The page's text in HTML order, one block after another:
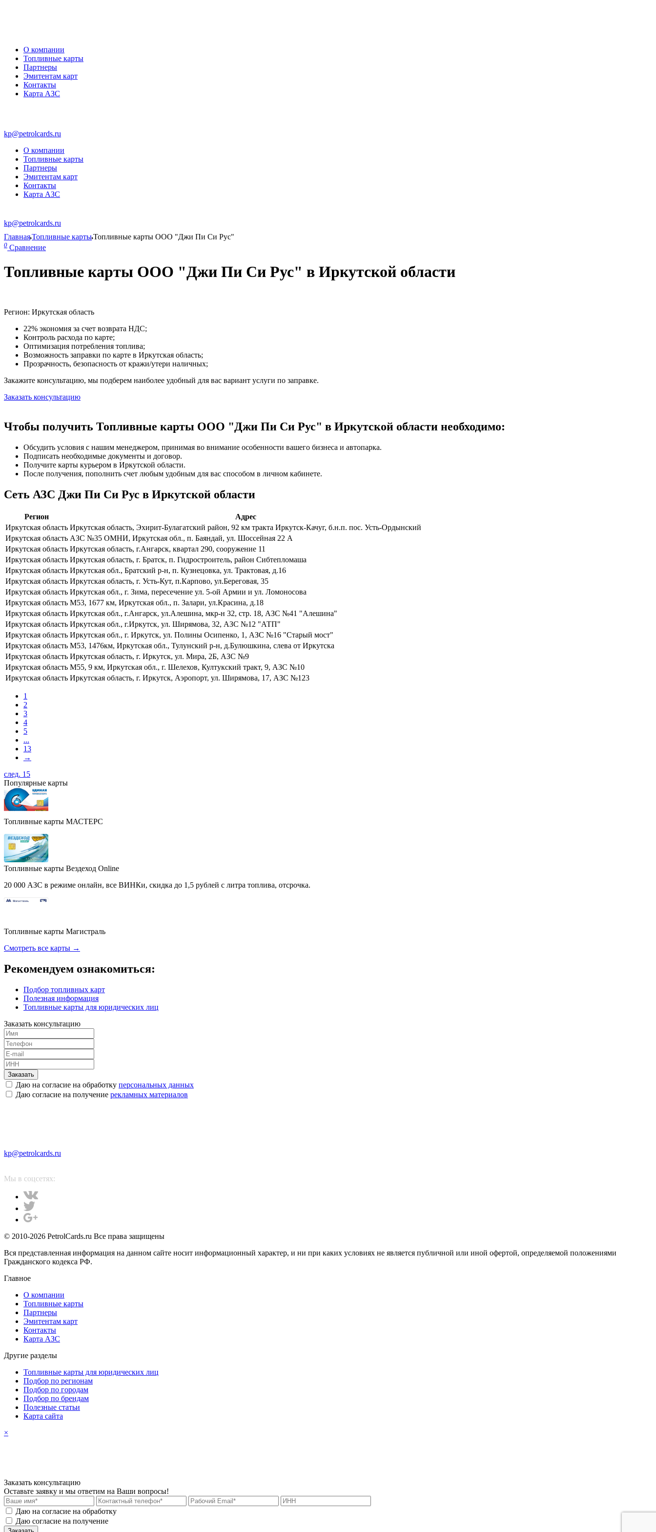
О компании
Топливные карты
Партнеры
Эмитентам карт
Контакты
Карта АЗС
kp@petrolcards.ru
О компании
Топливные карты
Партнеры
Эмитентам карт
Контакты
Карта АЗС
kp@petrolcards.ru
ГлавнаяТопливные картыТопливные карты ООО "Джи Пи Си Рус"
0 Сравнение
Топливные карты ООО "Джи Пи Си Рус" в Иркутской области
Регион: Иркутская область
22% экономия за счет возврата НДС;
Контроль расхода по карте;
Оптимизация потребления топлива;
Возможность заправки по карте в Иркутская область;
Прозрачность, безопасность от кражи/утери наличных;
Закажите консультацию, мы подберем наиболее удобный для вас вариант услуги по заправке.
Заказать консультацию
Чтобы получить Топливные карты ООО "Джи Пи Си Рус" в Иркутской области необходимо:
Обсудить условия с нашим менеджером, принимая во внимание особенности вашего бизнеса и автопарка.
Подписать необходимые документы и договор.
Получите карты курьером в Иркутской области.
После получения, пополнить счет любым удобным для вас способом в личном кабинете.
Сеть АЗС Джи Пи Си Рус в Иркутской области
Регион
Адрес
Иркутская область Иркутская область, Эхирит-Булагатский район, 92 км тракта Иркутск-Качуг, б.н.п. пос. Усть-Ордынский
Иркутская область АЗС №35 ОМНИ, Иркутская обл., п. Баяндай, ул. Шоссейная 22 А
Иркутская область Иркутская область, г.Ангарск, квартал 290, сооружение 11
Иркутская область Иркутская область, г. Братск, п. Гидростроитель, район Сибтепломаша
Иркутская область Иркутская обл., Братский р-н, п. Кузнецовка, ул. Трактовая, д.16
Иркутская область Иркутская область, г. Усть-Кут, п.Карпово, ул.Береговая, 35
Иркутская область Иркутская обл., г. Зима, пересечение ул. 5-ой Армии и ул. Ломоносова
Иркутская область М53, 1677 км, Иркутская обл., п. Залари, ул.Красина, д.18
Иркутская область Иркутская обл., г.Ангарск, ул.Алешина, мкр-н 32, стр. 18, АЗС №41 "Алешина"
Иркутская область Иркутская обл., г.Иркутск, ул. Ширямова, 32, АЗС №12 "АТП"
Иркутская область Иркутская обл., г. Иркутск, ул. Полины Осипенко, 1, АЗС №16 "Старый мост"
Иркутская область М53, 1476км, Иркутская обл., Тулунский р-н, д.Булюшкина, слева от Иркутска
Иркутская область Иркутская область, г. Иркутск, ул. Мира, 2Б, АЗС №9
Иркутская область М55, 9 км, Иркутская обл., г. Шелехов, Култукский тракт, 9, АЗС №10
Иркутская область Иркутская область, г. Иркутск, Аэропорт, ул. Ширямова, 17, АЗС №123
1
2
3
4
5
...
13
→
след. 15
Популярные карты
Топливные карты МАСТЕРС
Топливные карты Вездеход Online
20 000 АЗС в режиме онлайн, все ВИНКи, скидка до 1,5 рублей с литра топлива, отсрочка.
Топливные карты Магистраль
Смотреть все карты →
Рекомендуем ознакомиться:
Подбор топливных карт
Полезная информация
Топливные карты для юридических лиц
Заказать консультацию
Заказать
Даю на согласие на обработку персональных данных
Даю согласие на получение рекламных материалов
kp@petrolcards.ru
Мы в соцсетях:
© 2010-2026 PetrolCards.ru Все права защищены
Вся представленная информация на данном сайте носит информационный характер, и ни при каких условиях не является публичной или иной офертой, определяемой положениями
Гражданского кодекса РФ.
Главное
О компании
Топливные карты
Партнеры
Эмитентам карт
Контакты
Карта АЗС
Другие разделы
Топливные карты для юридических лиц
Подбор по регионам
Подбор по городам
Подбор по брендам
Полезные статьи
Карта сайта
×
Заказать консультацию
Оставьте заявку и мы ответим на Ваши вопросы!
Даю на согласие на обработку
Даю согласие на получение